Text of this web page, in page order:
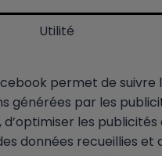
Utilité
permet de suivre
générées par les
d’optimiser les publicités
données recueillies et